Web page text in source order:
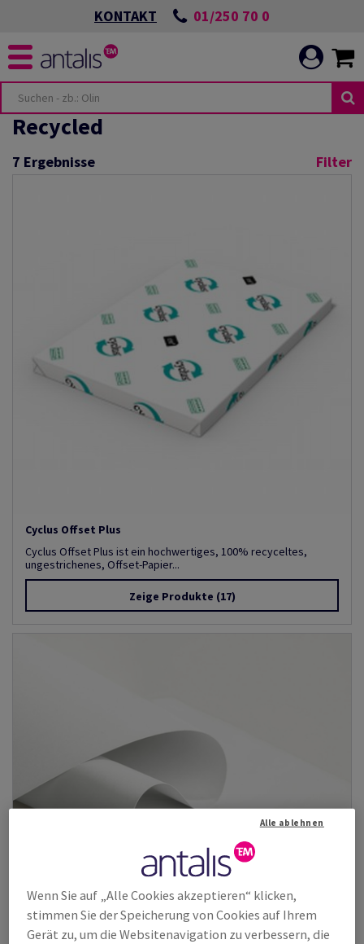
KONTAKT 01/250 70 0
Recycled
7 Ergebnisse Filter
Cyclus Offset Plus
Cyclus Offset Plus ist ein hochwertiges, 100% recyceltes,
ungestrichenes, Offset-Papier...
Zeige Produkte (17)
Wenn Sie auf „Alle Cookies akzeptieren“ klicken,
stimmen Sie der Speicherung von Cookies auf Ihrem
Gerät zu, um die Websitenavigation zu verbessern, die
Alle ablehnen